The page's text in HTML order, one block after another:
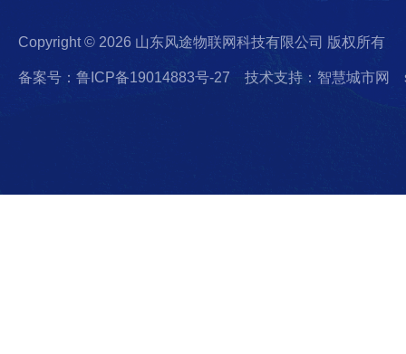
Copyright © 2026 山东风途物联网科技有限公司 版权所有
备案号：鲁ICP备19014883号-27 技术支持：智慧城市网